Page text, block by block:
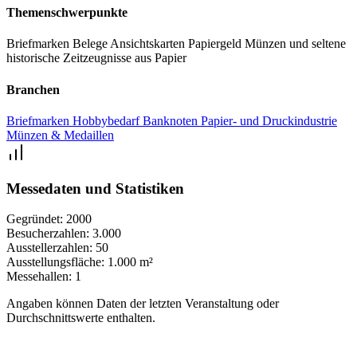
Themenschwerpunkte
Briefmarken Belege Ansichtskarten Papiergeld Münzen und seltene
historische Zeitzeugnisse aus Papier
Branchen
Briefmarken HobbybedarfBanknoten Papier- und Druckindustrie
Münzen & Medaillen
Messedaten und Statistiken
Gegründet: 2000
Besucherzahlen: 3.000
Ausstellerzahlen: 50
Ausstellungsfläche: 1.000 m²
Messehallen: 1
Angaben können Daten der letzten Veranstaltung oder
Durchschnittswerte enthalten.